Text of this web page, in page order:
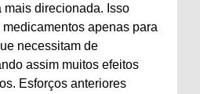
mais direcionada. Isso
apenas para
necessitam de
assim muitos efeitos
Esforços anteriores